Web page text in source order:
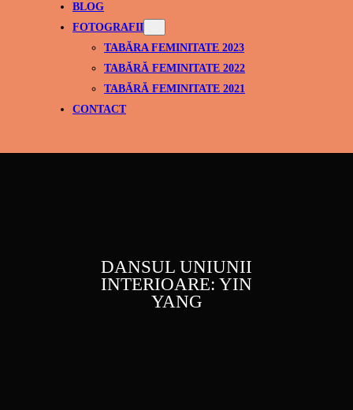
BLOG
FOTOGRAFII
TABĂRA FEMINITATE 2023
TABĂRĂ FEMINITATE 2022
TABĂRĂ FEMINITATE 2021
CONTACT
DANSUL UNIUNII
INTERIOARE: YIN
YANG